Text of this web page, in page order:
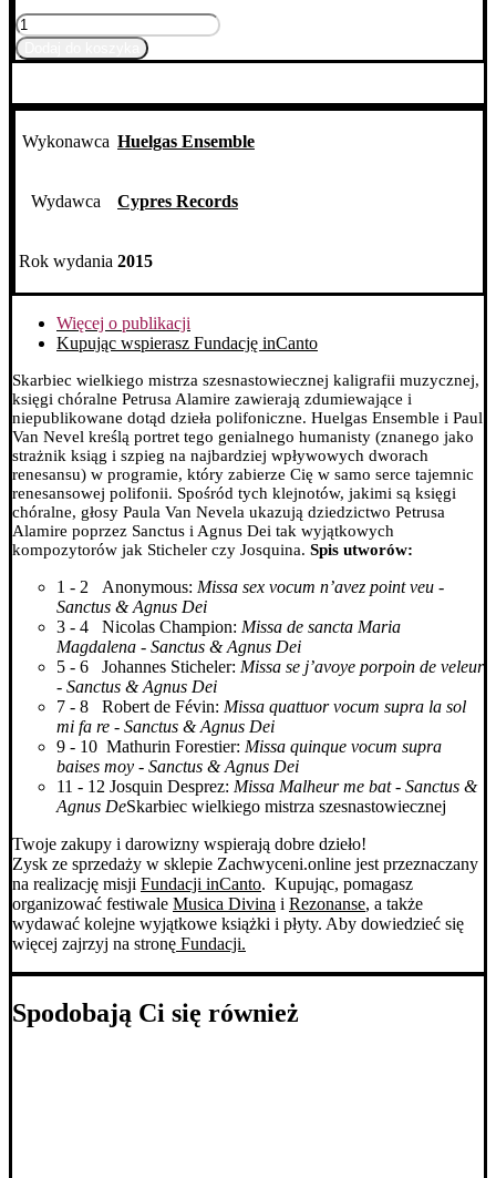
ilość
L
´Héritage
Petrus
Wykonawca Huelgas Ensemble
Wydawca Cypres Records
Rok wydania 2015
Więcej o publikacji
Kupując wspierasz Fundację inCanto
Skarbiec wielkiego mistrza szesnastowiecznej kaligrafii muzycznej,
księgi chóralne Petrusa Alamire zawierają zdumiewające i
niepublikowane dotąd dzieła polifoniczne. Huelgas Ensemble i Paul
Van Nevel kreślą portret tego genialnego humanisty (znanego jako
strażnik ksiąg i szpieg na najbardziej wpływowych dworach
renesansu) w programie, który zabierze Cię w samo serce tajemnic
renesansowej polifonii. Spośród tych klejnotów, jakimi są księgi
chóralne, głosy Paula Van Nevela ukazują dziedzictwo Petrusa
Alamire poprzez Sanctus i Agnus Dei tak wyjątkowych
kompozytorów jak Sticheler czy Josquina. Spis utworów:
1 - 2 Anonymous: Missa sex vocum n’avez point veu -
Sanctus & Agnus Dei
3 - 4 Nicolas Champion: Missa de sancta Maria
Magdalena - Sanctus & Agnus Dei
5 - 6 Johannes Sticheler: Missa se j’avoye porpoin de veleur
- Sanctus & Agnus Dei
7 - 8 Robert de Févin: Missa quattuor vocum supra la sol
mi fa re - Sanctus & Agnus Dei
9 - 10 Mathurin Forestier: Missa quinque vocum supra
baises moy - Sanctus & Agnus Dei
11 - 12 Josquin Desprez: Missa Malheur me bat - Sanctus &
Agnus DeSkarbiec wielkiego mistrza szesnastowiecznej
Twoje zakupy i darowizny wspierają dobre dzieło!
Zysk ze sprzedaży w sklepie Zachwyceni.online jest przeznaczany
na realizację misji Fundacji inCanto. Kupując, pomagasz
organizować festiwale Musica Divina i Rezonanse, a także
wydawać kolejne wyjątkowe książki i płyty. Aby dowiedzieć się
więcej zajrzyj na stronę Fundacji.
Spodobają Ci się również